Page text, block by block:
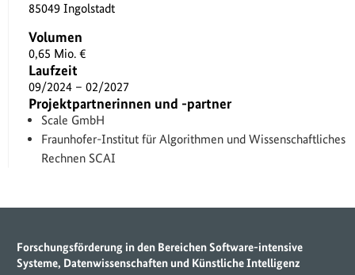
85049 Ingolstadt
Volumen
0,65 Mio. €
Laufzeit
09/2024 – 02/2027
Projektpartnerinnen und -partner
Scale GmbH
Fraunhofer-Institut für Algorithmen und Wissenschaftliches
Rechnen SCAI
Forschungsförderung in den Bereichen Software-intensive
Systeme, Datenwissenschaften und Künstliche Intelligenz